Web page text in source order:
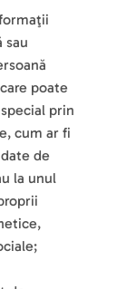
sau
poate
prin
cum ar fi
de
la unul